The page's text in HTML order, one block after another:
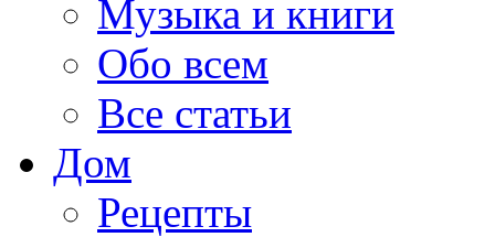
Музыка и книги
Обо всем
Все статьи
Дом
Рецепты